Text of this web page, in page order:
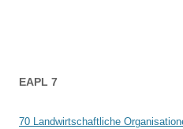
Navigation
EAPL 7
70 Landwirtschaftliche